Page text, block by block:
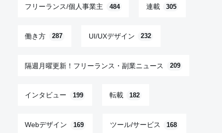
フリーランス/個人事業主 484 連載 305
働き方 287 UI/UXデザイン 232
隔週月曜更新！フリーランス・副業ニュース 209
インタビュー 199 転載 182
Webデザイン 169 ツール/サービス 168